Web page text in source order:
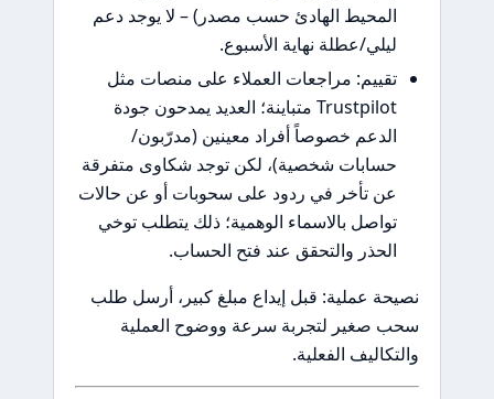
الهادئ حسب مصدر) – لا يوجد دعم
عطلة نهاية الأسبوع.
مراجعات العملاء على منصات مثل
Trustpilot متباينة؛ العديد يمدحون جودة
خصوصاً أفراد معينين (مدرّبون/
شخصية)، لكن توجد شكاوى متفرقة
تأخر في ردود على سحوبات أو عن حالات
بالاسماء الوهمية؛ ذلك يتطلب توخي
والتحقق عند فتح الحساب.
عملية: قبل إيداع مبلغ كبير، أرسل طلب
صغير لتجربة سرعة ووضوح العملية
الفعلية.